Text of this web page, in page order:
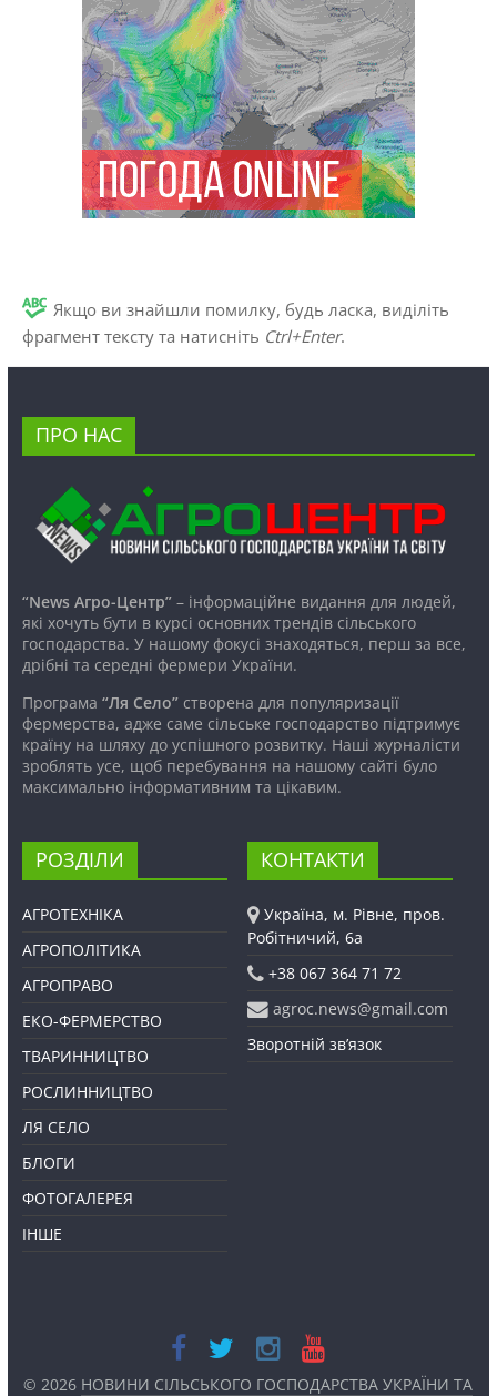
Якщо ви знайшли помилку, будь ласка, виділіть
фрагмент тексту та натисніть Ctrl+Enter.
ПРО НАС
“News Агро-Центр”– інформаційне видання для людей,
які хочуть бути в курсі основних трендів сільського
господарства. У нашому фокусі знаходяться, перш за все,
дрібні та середні фермери України.
Програма “Ля Село”створена для популяризації
фермерства, адже саме сільське господарство підтримує
країну на шляху до успішного розвитку. Наші журналісти
зроблять усе, щоб перебування на нашому сайті було
максимально інформативним та цікавим.
РОЗДІЛИ
АГРОТЕХНІКА
АГРОПОЛІТИКА
АГРОПРАВО
ЕКО-ФЕРМЕРСТВО
ТВАРИННИЦТВО
РОСЛИННИЦТВО
ЛЯ СЕЛО
БЛОГИ
ФОТОГАЛЕРЕЯ
ІНШЕ
КОНТАКТИ
Україна, м. Рівне, пров.
Робітничий, 6а
+38 067 364 71 72
agroc.news@gmail.com
Зворотній зв’язок
© 2026 НОВИНИ СІЛЬСЬКОГО ГОСПОДАРСТВА УКРАЇНИ ТА